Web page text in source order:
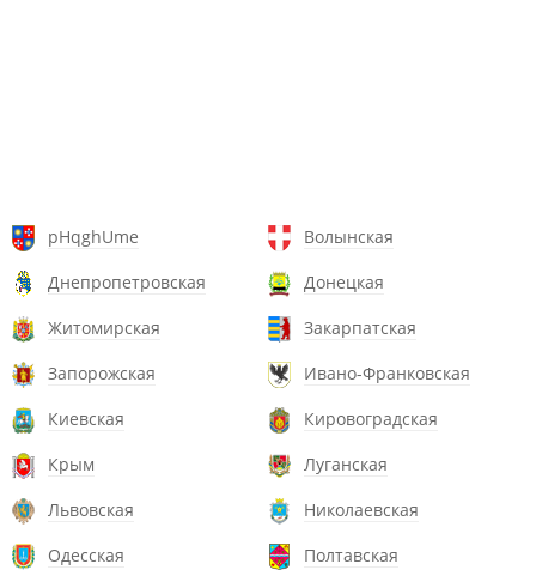
pHqghUme
Волынская
Днепропетровская
Донецкая
Житомирская
Закарпатская
Запорожская
Ивано-Франковская
Киевская
Кировоградская
Крым
Луганская
Львовская
Николаевская
Одесская
Полтавская